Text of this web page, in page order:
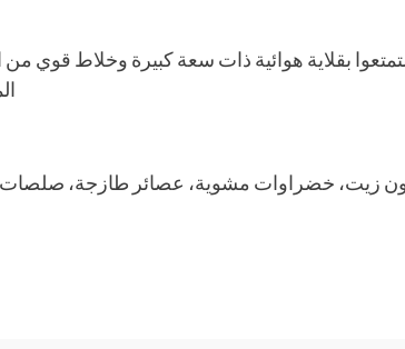
بقلاية هوائية ذات سعة كبيرة وخلاط قوي من
خضراوات مشوية، عصائر طازجة، صلصات